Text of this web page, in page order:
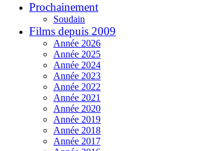
Prochainement
Soudain
Films depuis 2009
Année 2026
Année 2025
Année 2024
Année 2023
Année 2022
Année 2021
Année 2020
Année 2019
Année 2018
Année 2017